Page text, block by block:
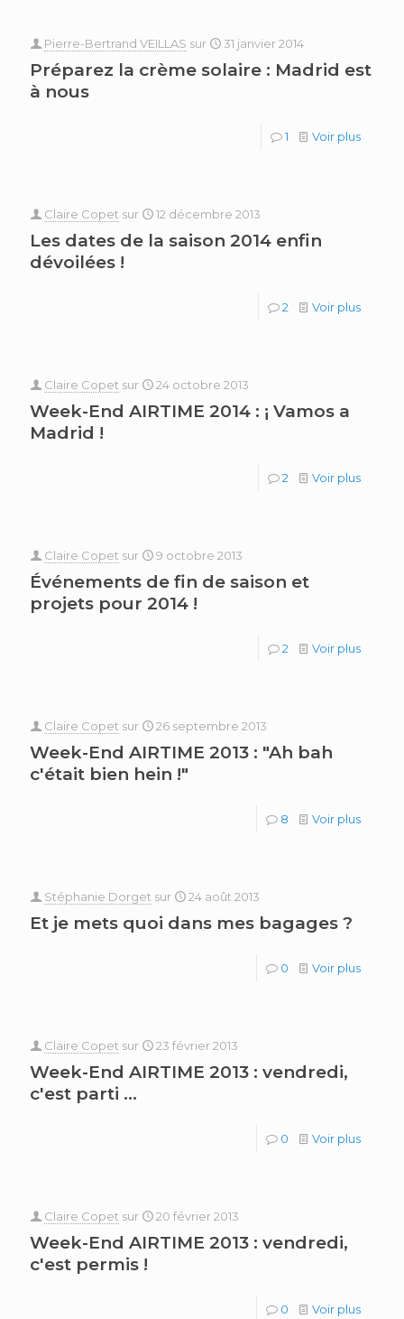
Pierre-Bertrand VEILLAS sur 31 janvier 2014
Préparez la crème solaire : Madrid est
à nous
1 Voir plus
Claire Copet sur 12 décembre 2013
Les dates de la saison 2014 enfin
dévoilées !
2 Voir plus
Claire Copet sur 24 octobre 2013
Week-End AIRTIME 2014 : ¡ Vamos a
Madrid !
2 Voir plus
Claire Copet sur 9 octobre 2013
Événements de fin de saison et
projets pour 2014 !
2 Voir plus
Claire Copet sur 26 septembre 2013
Week-End AIRTIME 2013 : "Ah bah
c'était bien hein !"
8 Voir plus
Stéphanie Dorget sur 24 août 2013
Et je mets quoi dans mes bagages ?
0 Voir plus
Claire Copet sur 23 février 2013
Week-End AIRTIME 2013 : vendredi,
c'est parti …
0 Voir plus
Claire Copet sur 20 février 2013
Week-End AIRTIME 2013 : vendredi,
c'est permis !
0 Voir plus